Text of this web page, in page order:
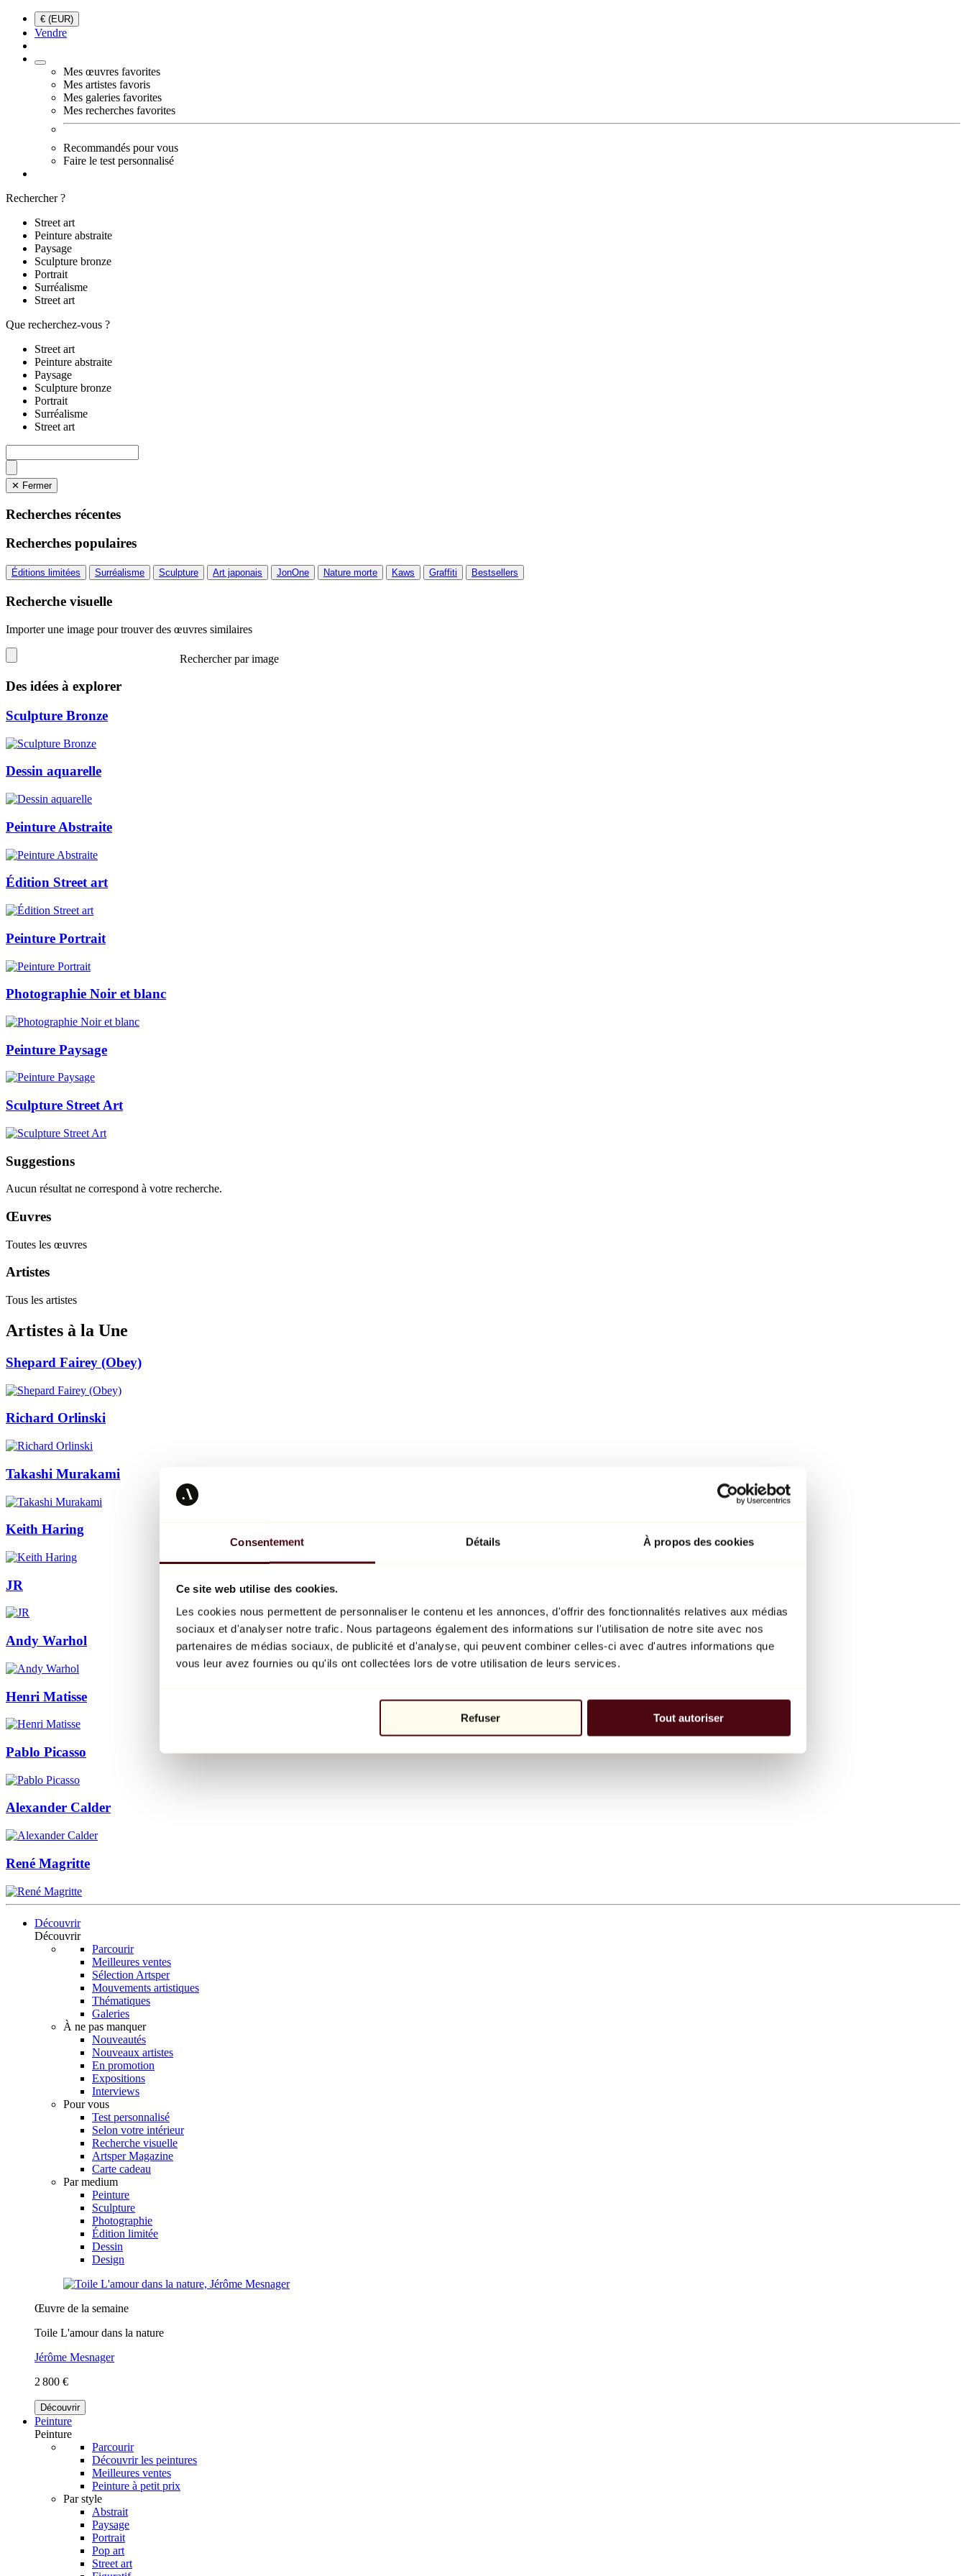
Consentement Détails À propos des cookies
Ce site web utilise des cookies.
Les cookies nous permettent de personnaliser le contenu et les annonces, d'offrir des fonctionnalités relatives aux médias
sociaux et d'analyser notre trafic. Nous partageons également des informations sur l'utilisation de notre site avec nos
partenaires de médias sociaux, de publicité et d'analyse, qui peuvent combiner celles-ci avec d'autres informations que
vous leur avez fournies ou qu'ils ont collectées lors de votre utilisation de leurs services.
Refuser Tout autoriser
€ (EUR)
Vendre
Mes œuvres favorites
Mes artistes favoris
Mes galeries favorites
Mes recherches favorites
Recommandés pour vous
Faire le test personnalisé
Rechercher ?
Street art
Peinture abstraite
Paysage
Sculpture bronze
Portrait
Surréalisme
Street art
Que recherchez-vous ?
Street art
Peinture abstraite
Paysage
Sculpture bronze
Portrait
Surréalisme
Street art
✕ Fermer
Recherches récentes
Recherches populaires
Éditions limitées Surréalisme Sculpture Art japonais JonOne Nature morte Kaws Graffiti Bestsellers
Recherche visuelle
Importer une image pour trouver des œuvres similaires
Rechercher par image
Des idées à explorer
Sculpture Bronze
Dessin aquarelle
Peinture Abstraite
Édition Street art
Peinture Portrait
Photographie Noir et blanc
Peinture Paysage
Sculpture Street Art
Suggestions
Aucun résultat ne correspond à votre recherche.
Œuvres
Toutes les œuvres
Artistes
Tous les artistes
Artistes à la Une
Shepard Fairey (Obey)
Richard Orlinski
Takashi Murakami
Keith Haring
JR
Andy Warhol
Henri Matisse
Pablo Picasso
Alexander Calder
René Magritte
Découvrir
Découvrir
Parcourir
Meilleures ventes
Sélection Artsper
Mouvements artistiques
Thématiques
Galeries
À ne pas manquer
Nouveautés
Nouveaux artistes
En promotion
Expositions
Interviews
Pour vous
Test personnalisé
Selon votre intérieur
Recherche visuelle
Artsper Magazine
Carte cadeau
Par medium
Peinture
Sculpture
Photographie
Édition limitée
Dessin
Design
Œuvre de la semaine
Toile L'amour dans la nature
Jérôme Mesnager
2 800 €
Découvrir
Peinture
Peinture
Parcourir
Découvrir les peintures
Meilleures ventes
Peinture à petit prix
Par style
Abstrait
Paysage
Portrait
Pop art
Street art